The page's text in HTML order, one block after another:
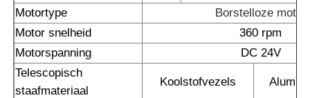
Motortype
Borstelloze motor
Motor snelheid
360 rpm
Motorspanning
DC 24V
Telescopisch
staafmateriaal
Koolstofvezels